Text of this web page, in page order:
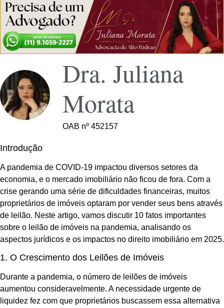
Dra. Juliana
Morata
OAB nº 452157
Introdução
A pandemia de COVID-19 impactou diversos setores da
economia, e o mercado imobiliário não ficou de fora. Com a
crise gerando uma série de dificuldades financeiras, muitos
proprietários de imóveis optaram por vender seus bens através
de leilão. Neste artigo, vamos discutir 10 fatos importantes
sobre o leilão de imóveis na pandemia, analisando os
aspectos jurídicos e os impactos no direito imobiliário em 2025.
1. O Crescimento dos Leilões de Imóveis
Durante a pandemia, o número de leilões de imóveis
aumentou consideravelmente. A necessidade urgente de
liquidez fez com que proprietários buscassem essa alternativa